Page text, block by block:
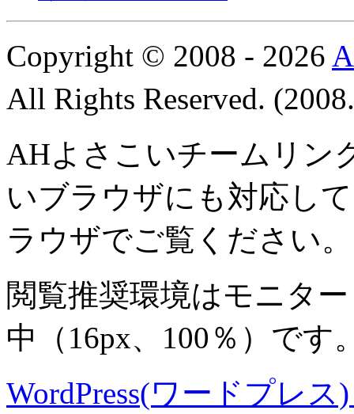
Copyright © 2008 - 2026
All Rights Reserved.
AHよさこいチームリン
いブラウザにも対応し
ラウザでご覧ください。
閲覧推奨環境はモニター
中
（16px、100％）です
WordPress(ワードプレス)